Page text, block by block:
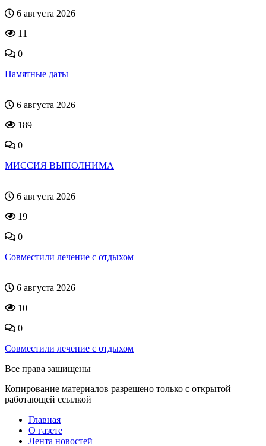
6 августа 2026
11
0
Памятные даты
6 августа 2026
189
0
МИССИЯ ВЫПОЛНИМА
6 августа 2026
19
0
Совместили лечение с отдыхом
6 августа 2026
10
0
Совместили лечение с отдыхом
Все права защищены
Копирование материалов разрешено только с открытой
работающей ссылкой
Главная
О газете
Лента новостей